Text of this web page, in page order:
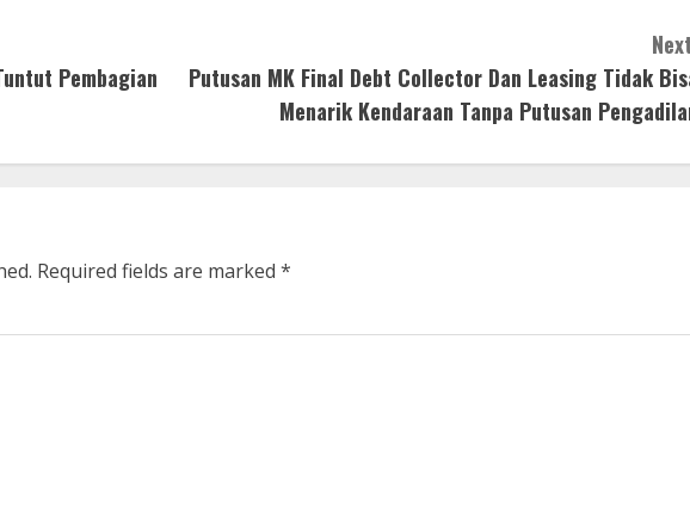
Pembagian
Putusan MK Final Debt Collector Dan Leasing Tidak
Menarik Kendaraan Tanpa Putusan
Required fields are marked *